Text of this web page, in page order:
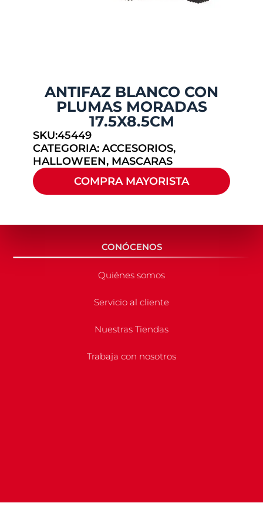
ANTIFAZ BLANCO CON
PLUMAS MORADAS
17.5X8.5CM
SKU:45449
CATEGORIA: ACCESORIOS,
HALLOWEEN, MASCARAS
COMPRA MAYORISTA
CONÓCENOS
Quiénes somos
Servicio al cliente
Nuestras Tiendas
Trabaja con nosotros